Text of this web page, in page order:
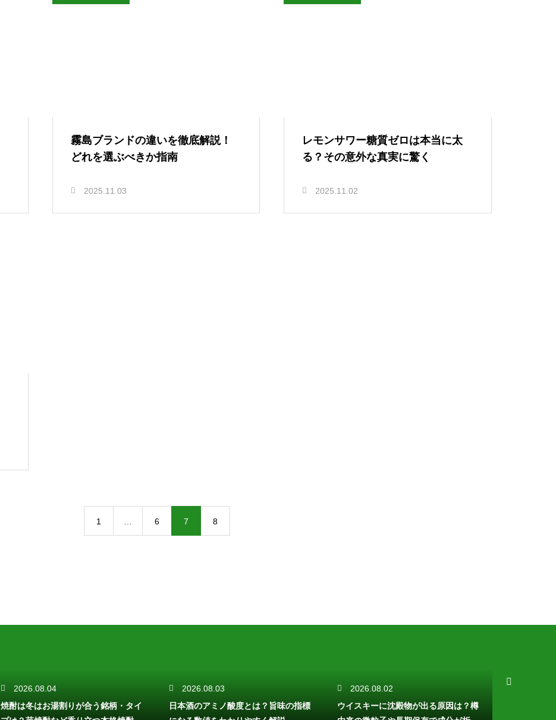
霧島ブランドの違いを徹底解説！
どれを選ぶべきか指南
2025.11.03
レモンサワー糖質ゼロは本当に太
る？その意外な真実に驚く
2025.11.02
1 6 7 8
2026.08.04
焼酎は冬はお湯割りが合う銘柄・タイ
2026.08.03
日本酒のアミノ酸度とは？旨味の指標
2026.08.02
ウイスキーに沈殿物が出る原因は？樽